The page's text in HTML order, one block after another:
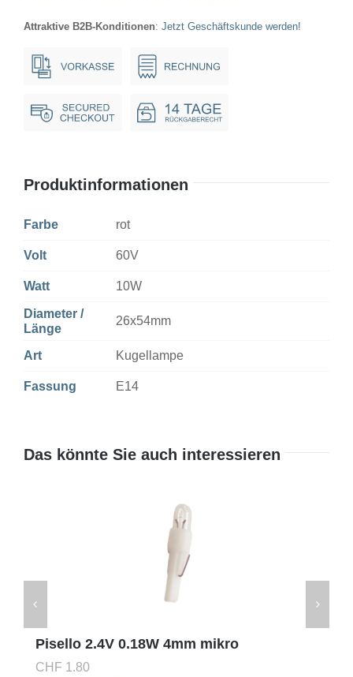
Attraktive B2B-Konditionen: Jetzt Geschäftskunde werden!
Produktinformationen
Farbe rot
Volt 60V
Watt 10W
Diameter /
Länge
26x54mm
Art Kugellampe
Fassung E14
Das könnte Sie auch interessieren
Pisello 2.4V 0.18W 4mm mikro
CHF 1.80